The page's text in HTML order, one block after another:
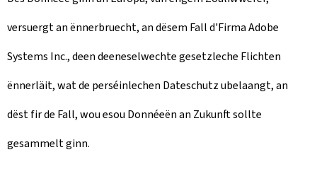
versuergt an ënnerbruecht, an dësem Fall d'Firma Adobe
Systems Inc., deen deeneselwechte gesetzleche Flichten
ënnerläit, wat de perséinlechen Dateschutz ubelaangt, an
dëst fir de Fall, wou esou Donnéeën an Zukunft sollte
gesammelt ginn.